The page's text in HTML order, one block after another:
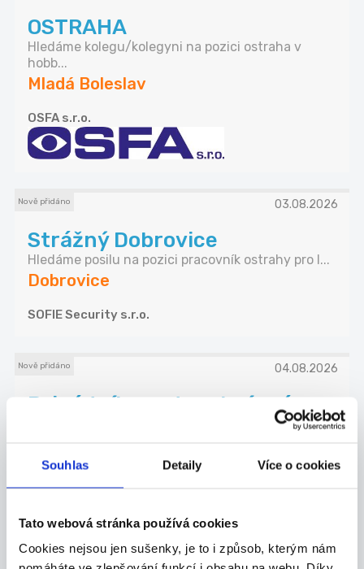
Souhlas Detaily Více o cookies
Tato webová stránka používá cookies
Cookies nejsou jen sušenky, je to i způsob, kterým nám
OSTRAHA
Hledáme kolegu/kolegyni na pozici ostraha v
hobb...
Mladá Boleslav
OSFA s.r.o.
Nově přidáno 03.08.2026
Strážný Dobrovice
Hledáme posilu na pozici pracovník ostrahy pro l...
Dobrovice
SOFIE Security s.r.o.
Nově přidáno 04.08.2026
Brigádník na stavební práce a
staveb...
Mladá Boleslav
Jakub Brabec